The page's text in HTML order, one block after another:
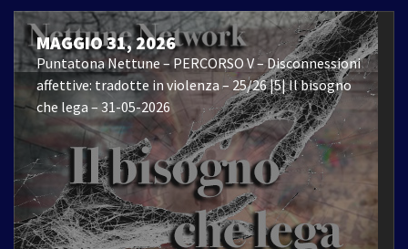
MAGGIO 31, 2026
Puntatona Nettune – PERCORSO V – Disconnessioni
affettive: tradotte in violenza – 25/26 |5| Il bisogno
che lega – 31-05-2026